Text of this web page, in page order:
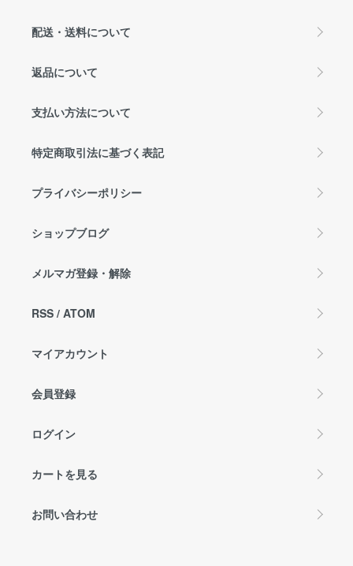
配送・送料について
返品について
支払い方法について
特定商取引法に基づく表記
プライバシーポリシー
ショップブログ
メルマガ登録・解除
RSS / ATOM
マイアカウント
会員登録
ログイン
カートを見る
お問い合わせ